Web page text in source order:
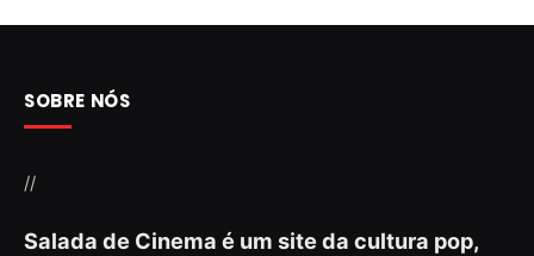
SOBRE NÓS
//
Salada de Cinema é um site da cultura pop,